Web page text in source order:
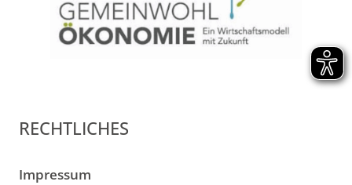
RECHTLICHES
Impressum